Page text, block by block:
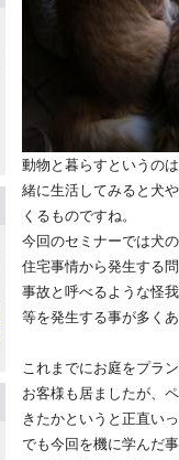
動物と暮らすというの
緒に生活してみると犬
くるものですね。
今回のセミナーでは犬
住宅事情から発生する
事故と呼べるような怪
等を発生する事が多く
これまでにお庭をプラ
お客様も居ましたが、
きたかというと正直い
でも今回を機に学んだ